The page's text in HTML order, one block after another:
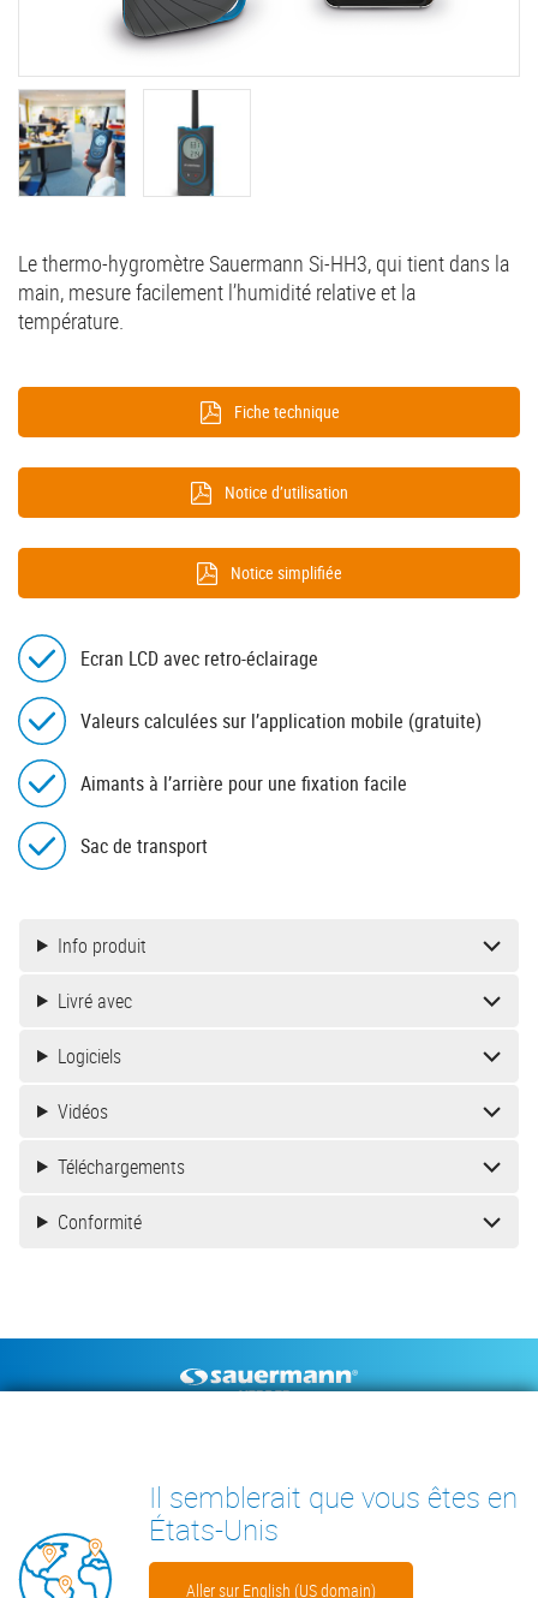
Le thermo-hygromètre Sauermann Si-HH3, qui tient dans la
main, mesure facilement l’humidité relative et la
température.
Fiche technique
Notice d’utilisation
Notice simplifiée
Ecran LCD avec retro-éclairage
Valeurs calculées sur l’application mobile (gratuite)
Aimants à l’arrière pour une fixation facile
Sac de transport
Info produit
Livré avec
Logiciels
Vidéos
Téléchargements
Conformité
DOCUMENTS TECHNIQUES
INSIGHTS
Il semblerait que vous êtes en
États-Unis
Aller sur English (US domain)